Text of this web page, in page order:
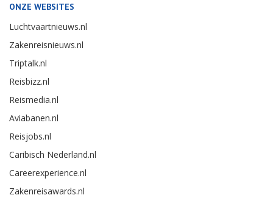
ONZE WEBSITES
Luchtvaartnieuws.nl
Zakenreisnieuws.nl
Triptalk.nl
Reisbizz.nl
Reismedia.nl
Aviabanen.nl
Reisjobs.nl
Caribisch Nederland.nl
Careerexperience.nl
Zakenreisawards.nl